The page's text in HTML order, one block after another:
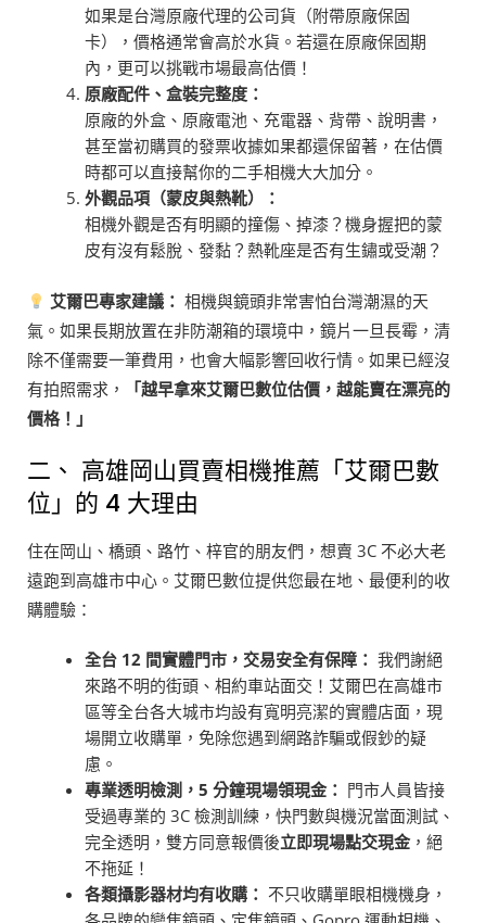
如果是台灣原廠代理的公司貨（附帶原廠保固
卡），價格通常會高於水貨。若還在原廠保固期
內，更可以挑戰市場最高估價！
原廠配件、盒裝完整度：
原廠的外盒、原廠電池、充電器、背帶、說明書，
甚至當初購買的發票收據如果都還保留著，在估價
時都可以直接幫你的二手相機大大加分。
外觀品項（蒙皮與熱靴）：
相機外觀是否有明顯的撞傷、掉漆？機身握把的蒙
皮有沒有鬆脫、發黏？熱靴座是否有生鏽或受潮？
艾爾巴專家建議： 相機與鏡頭非常害怕台灣潮濕的天
氣。如果長期放置在非防潮箱的環境中，鏡片一旦長霉，清
除不僅需要一筆費用，也會大幅影響回收行情。如果已經沒
有拍照需求，
「越早拿來艾爾巴數位估價，越能賣在漂亮的
價格！」
二、 高雄岡山買賣相機推薦「艾爾巴數
位」的 4 大理由
住在岡山、橋頭、路竹、梓官的朋友們，想賣 3C 不必大老
遠跑到高雄市中心。艾爾巴數位提供您最在地、最便利的收
購體驗：
全台 12 間實體門市，交易安全有保障： 我們謝絕
來路不明的街頭、相約車站面交！艾爾巴在高雄市
區等全台各大城市均設有寬明亮潔的實體店面，現
場開立收購單，免除您遇到網路詐騙或假鈔的疑
慮。
專業透明檢測，5 分鐘現場領現金： 門市人員皆接
受過專業的 3C 檢測訓練，快門數與機況當面測試、
完全透明，雙方同意報價後立即現場點交現金，絕
不拖延！
各類攝影器材均有收購： 不只收購單眼相機機身，